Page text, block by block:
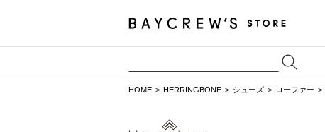
HOME HERRINGBONE シューズ ローファー